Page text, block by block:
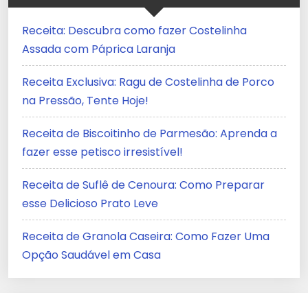
Receita: Descubra como fazer Costelinha
Assada com Páprica Laranja
Receita Exclusiva: Ragu de Costelinha de Porco
na Pressão, Tente Hoje!
Receita de Biscoitinho de Parmesão: Aprenda a
fazer esse petisco irresistível!
Receita de Suflê de Cenoura: Como Preparar
esse Delicioso Prato Leve
Receita de Granola Caseira: Como Fazer Uma
Opção Saudável em Casa